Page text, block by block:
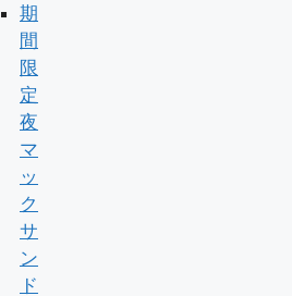
期
間
限
定
夜
マ
ッ
ク
サ
ン
ド